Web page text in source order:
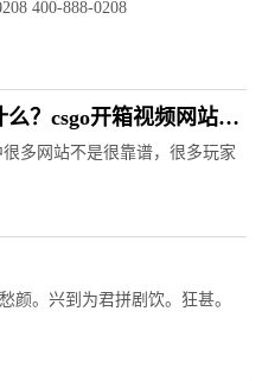
400-888-0208
？csgo开箱视频网站有
多网站不是很靠谱，很多玩家
颜。兴到为君拼剧饮。狂甚。